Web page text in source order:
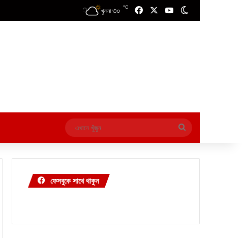
খুলনা ৩০ ℃ FacebookYouTube
এখানে
খুঁজুন
ফেসবুকে সাথে থাকুন